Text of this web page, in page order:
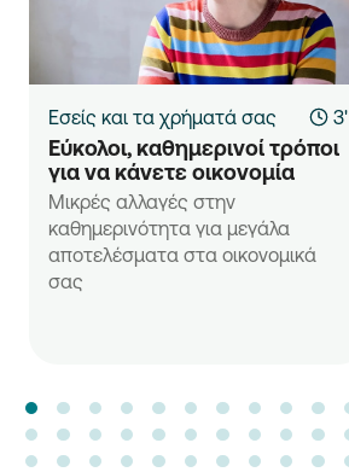
Εσείς και τα χρήματά σας 3'
Εύκολοι, καθημερινοί τρόποι
για να κάνετε οικονομία
Μικρές αλλαγές στην
καθημερινότητα για μεγάλα
αποτελέσματα στα οικονομικά
σας